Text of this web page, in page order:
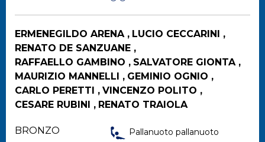
ERMENEGILDO ARENA ,
LUCIO CECCARINI ,
RENATO DE SANZUANE ,
RAFFAELLO GAMBINO ,
SALVATORE GIONTA ,
MAURIZIO MANNELLI ,
GEMINIO OGNIO ,
CARLO PERETTI ,
VINCENZO POLITO ,
CESARE RUBINI , RENATO TRAIOLA
BRONZO Pallanuoto pallanuoto